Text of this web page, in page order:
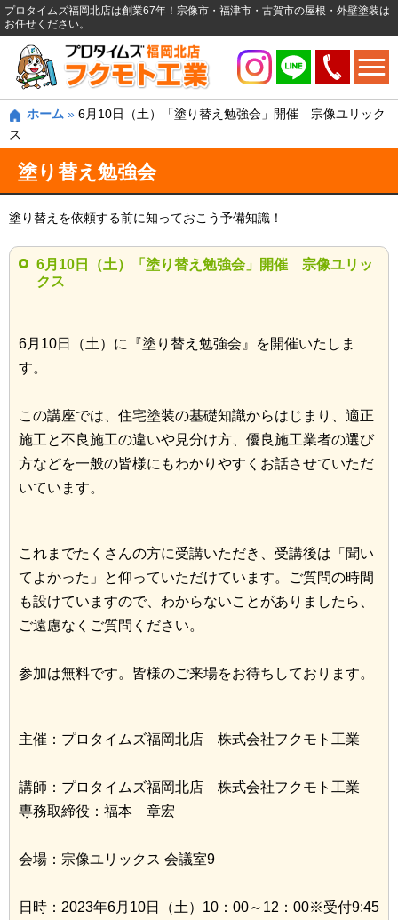
プロタイムズ福岡北店は創業67年！宗像市・福津市・古賀市の屋根・外壁塗装は
お任せください。
ホーム » 6月10日（土）「塗り替え勉強会」開催 宗像ユリック
ス
塗り替え勉強会
塗り替えを依頼する前に知っておこう予備知識！
6月10日（土）「塗り替え勉強会」開催 宗像ユリッ
クス
6月10日（土）に『塗り替え勉強会』を開催いたしま
す。
この講座では、住宅塗装の基礎知識からはじまり、適正
施工と不良施工の違いや見分け方、優良施工業者の選び
方などを一般の皆様にもわかりやすくお話させていただ
いています。
これまでたくさんの方に受講いただき、受講後は「聞い
てよかった」と仰っていただけています。ご質問の時間
も設けていますので、わからないことがありましたら、
ご遠慮なくご質問ください。
参加は無料です。皆様のご来場をお待ちしております。
主催：プロタイムズ福岡北店 株式会社フクモト工業
講師：プロタイムズ福岡北店 株式会社フクモト工業
専務取締役：福本 章宏
会場：宗像ユリックス 会議室9
日時：2023年6月10日（土）10：00～12：00※受付9:45